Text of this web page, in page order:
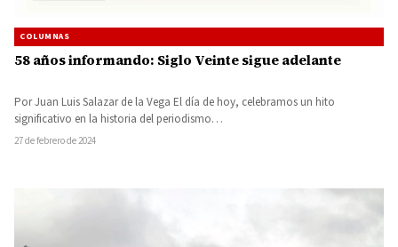
COLUMNAS
58 años informando: Siglo Veinte sigue adelante
Por Juan Luis Salazar de la Vega El día de hoy, celebramos un hito
significativo en la historia del periodismo…
27 de febrero de 2024